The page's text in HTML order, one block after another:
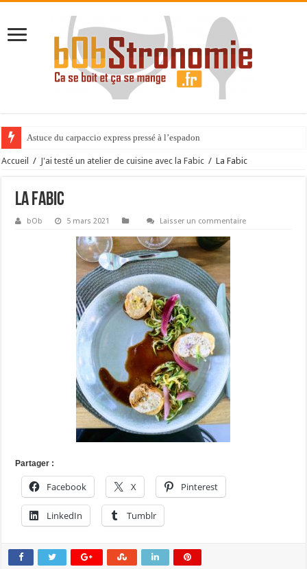
Astuce du carpaccio express pressé à l’espadon
Accueil / J'ai testé un atelier de cuisine avec la Fabic / La Fabic
La Fabic
bOb 5 mars 2021 Laisser un commentaire
Partager :
Facebook X Pinterest
LinkedIn Tumblr